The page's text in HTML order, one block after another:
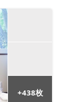
+438枚